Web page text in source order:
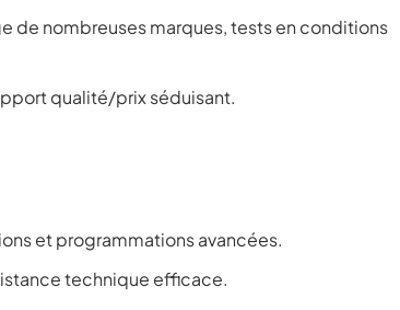
de nombreuses marques, tests en conditions
qualité/prix séduisant.
et programmations avancées.
technique efficace.